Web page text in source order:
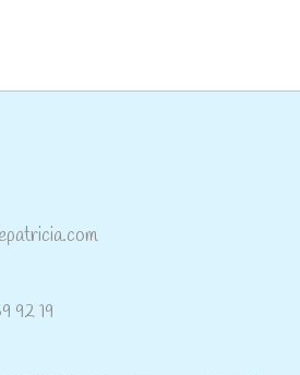
92 19